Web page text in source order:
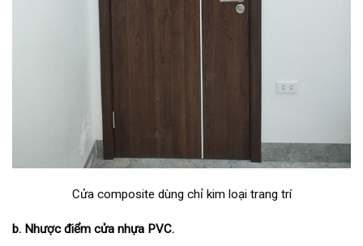
Cửa composite dùng chỉ kim loại trang trí
b. Nhược điểm cửa nhựa PVC.